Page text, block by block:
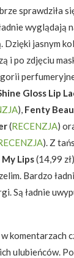
sprawdziła
wyglądają
Dzięki jasnym
i po zdjęciu
Gloss Lip
), Fenty
(RECENZJA)
). Z
Lips(14,99
Bardzo
Są ładnie
komentarzach
ulubieńców.